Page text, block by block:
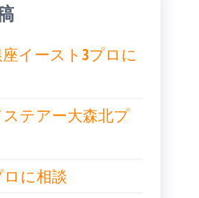
イースト3プロに
テアー大森北プ
ロに相談